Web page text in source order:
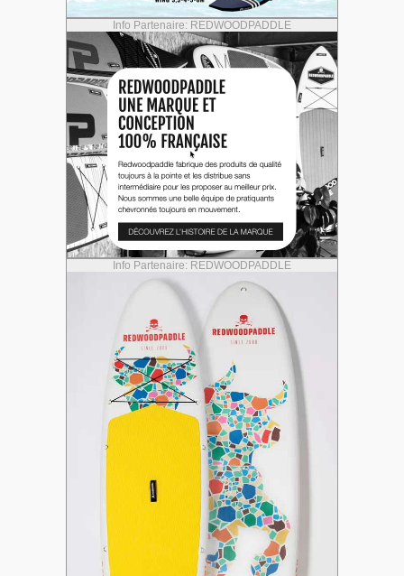
Info Partenaire: REDWOODPADDLE
Info Partenaire: REDWOODPADDLE